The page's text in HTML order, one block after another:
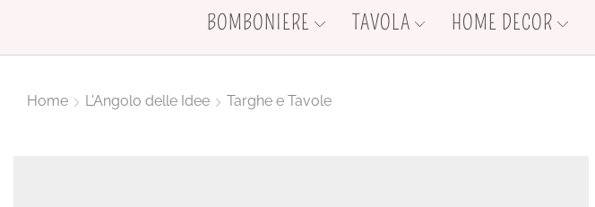
BOMBONIERE TAVOLA HOME DECOR
Home L'Angolo delle Idee Targhe e Tavole